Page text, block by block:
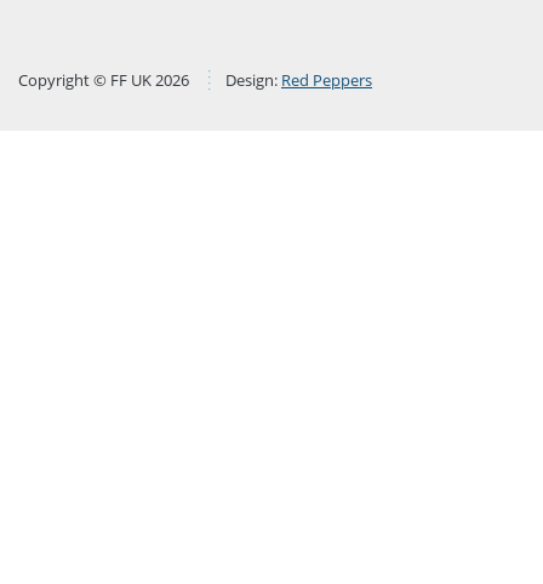
Copyright © FF UK 2026 Design: Red Peppers